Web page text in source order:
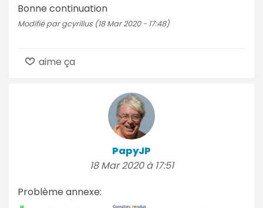
Bonne continuation
Modifié par gcyrillus (18 Mar 2020 - 17:48)
aime ça
PapyJP
18 Mar 2020 à 17:51
Problème annexe: